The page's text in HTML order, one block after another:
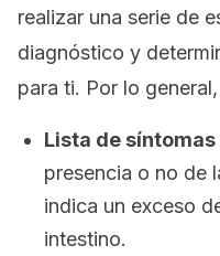
realizar una serie de
diagnóstico y
para ti. Por lo general,
Lista de síntomas
presencia o no de
indica un exceso
intestino.